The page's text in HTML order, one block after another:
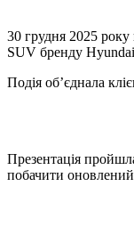
30 грудня 2025 року
SUV бренду
Подія об’єднала
Презентація
побачити оновлений